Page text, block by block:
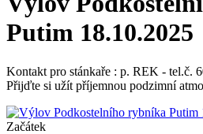
Putim 18.10.2025
Kontakt pro stánkaře : p. REK - tel.č.
Přijďte si užít příjemnou podzimní
Začátek